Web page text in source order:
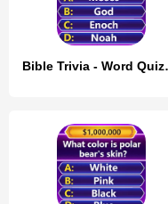
Bible